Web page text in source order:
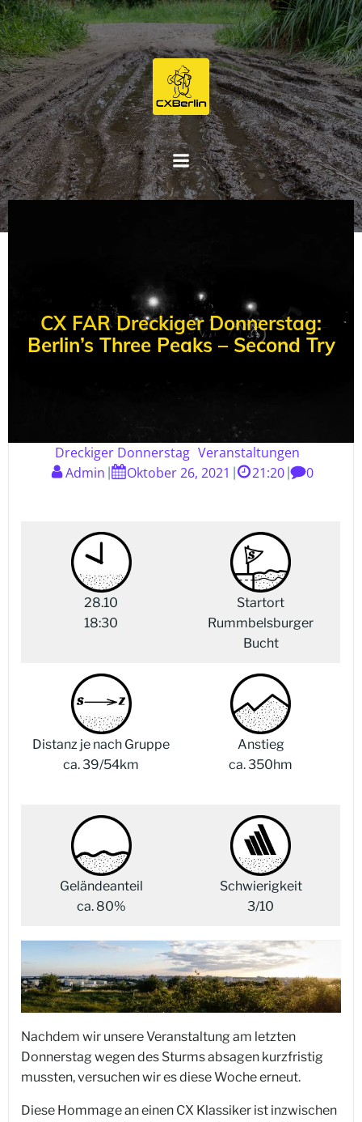
Zum
Inhalt
springen
CX FAR Dreckiger Donnerstag:
Berlin’s Three Peaks – Second Try
Dreckiger Donnerstag Veranstaltungen
Admin
Oktober 26, 2021 21:20 0
28.10
18:30
Startort
Rummbelsburger
Bucht
Distanz je nach Gruppe
ca. 39/54km
Anstieg
ca. 350hm
Geländeanteil
ca. 80%
Schwierigkeit
3/10
Nachdem wir unsere Veranstaltung am letzten
Donnerstag wegen des Sturms absagen kurzfristig
mussten, versuchen wir es diese Woche erneut.
Diese Hommage an einen CX Klassiker ist inzwischen